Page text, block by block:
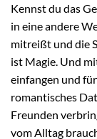
Kennst du das
in eine andere
mitreißt und die
ist Magie. Und
einfangen und
romantisches
Freunden
vom Alltag